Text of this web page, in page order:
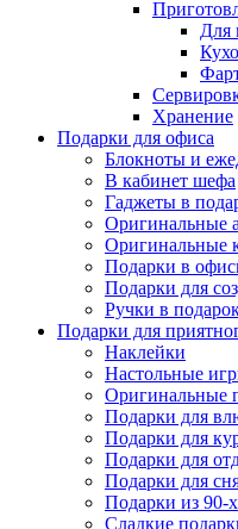
Для
Хранение
Подарки для офиса
Блокноты и
В кабинет шефа
Гаджеты в
Оригинальные
Оригинальные
Подарки в
Подарки для
Ручки в
Подарки для
Наклейки
Настольные
Оригинальные
Подарки для
Подарки для
Подарки для
Подарки для
Подарки из 90-х
Сладкие